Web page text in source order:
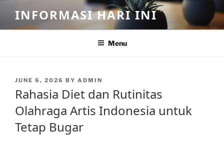
content
INFORMASI HARI INI
Menu
POSTED
JUNE 6, 2026 BY ADMIN
Rahasia Diet dan Rutinitas
Olahraga Artis Indonesia untuk
Tetap Bugar